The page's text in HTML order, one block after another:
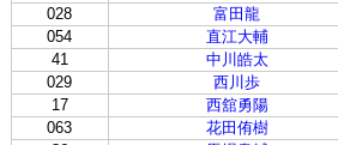
028 富田龍
054
直江大輔
41
中川皓太
029
西川歩
17
西舘勇陽
063
花田侑樹